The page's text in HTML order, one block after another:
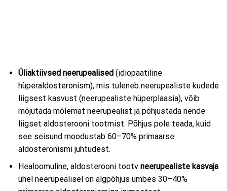
Üliaktiivsed neerupealised(idiopaatiline
hüperaldosteronism), mis tuleneb neerupealiste kudede
liigsest kasvust (neerupealiste hüperplaasia), võib
mõjutada mõlemat neerupealist ja põhjustada nende
liigset aldosterooni tootmist. Põhjus pole teada, kuid
see seisund moodustab 60–70% primaarse
aldosteronismi juhtudest.
Healoomuline, aldosterooni tootv neerupealiste kasvaja
ühel neerupealisel on algpõhjus umbes 30–40%